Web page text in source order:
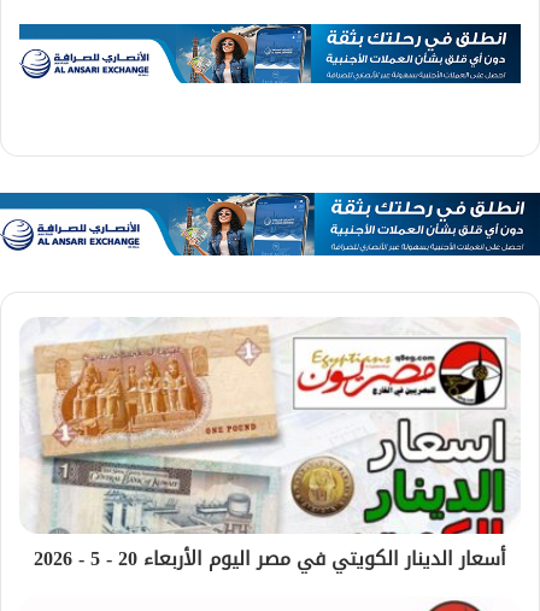
أسعار الدينار الكويتي في مصر اليوم الأربعاء 20 - 5 - 2026